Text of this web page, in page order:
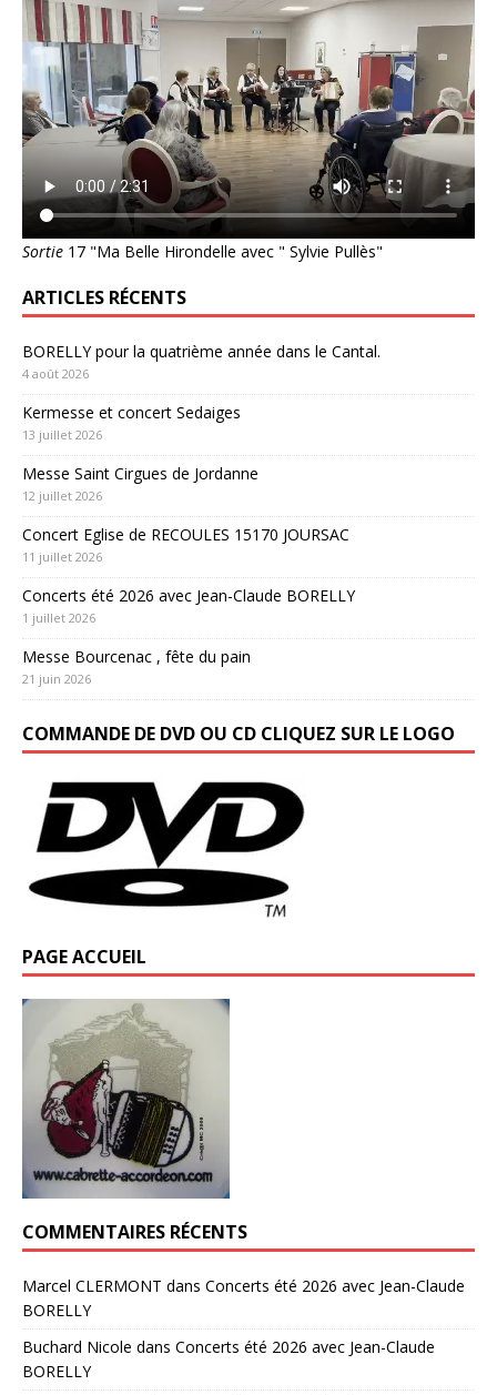
Sortie 17 "Ma Belle Hirondelle avec " Sylvie Pullès"
ARTICLES RÉCENTS
BORELLY pour la quatrième année dans le Cantal.
4 août 2026
Kermesse et concert Sedaiges
13 juillet 2026
Messe Saint Cirgues de Jordanne
12 juillet 2026
Concert Eglise de RECOULES 15170 JOURSAC
11 juillet 2026
Concerts été 2026 avec Jean-Claude BORELLY
1 juillet 2026
Messe Bourcenac , fête du pain
21 juin 2026
COMMANDE DE DVD OU CD CLIQUEZ SUR LE LOGO
PAGE ACCUEIL
COMMENTAIRES RÉCENTS
Marcel CLERMONT dans Concerts été 2026 avec Jean-Claude
BORELLY
Buchard Nicole dans Concerts été 2026 avec Jean-Claude
BORELLY